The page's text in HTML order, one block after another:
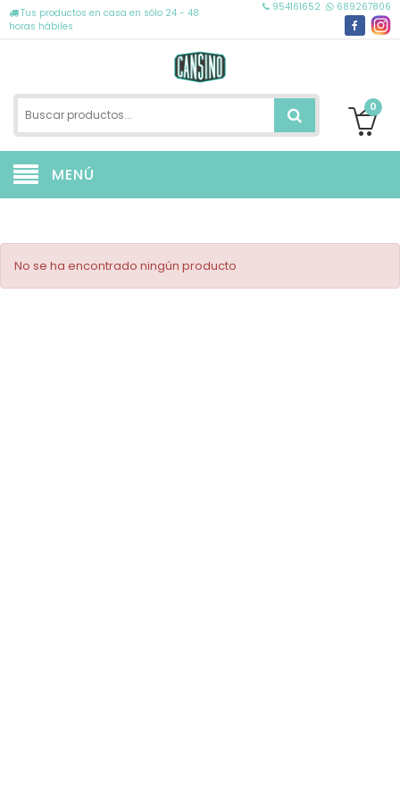
Tus productos en casa en sólo 24 - 48
horas hábiles
954161652 689267806
0
MENÚ
No se ha encontrado ningún producto